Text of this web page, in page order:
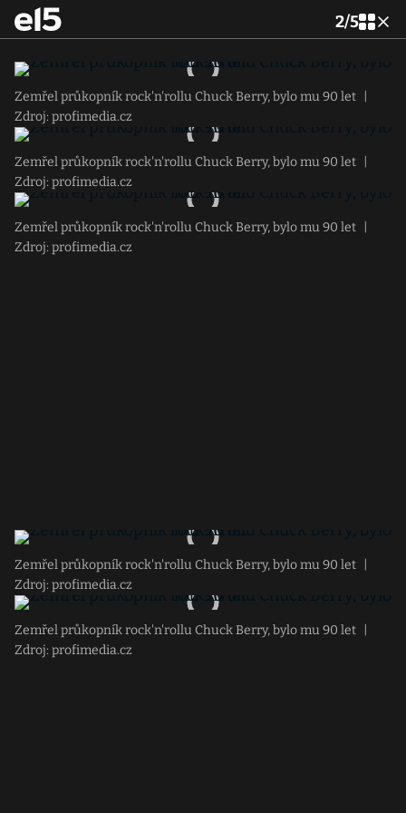
2/5
Zemřel průkopník rock'n'rollu Chuck Berry, bylo mu 90 let
Zdroj: profimedia.cz
Zemřel průkopník rock'n'rollu Chuck Berry, bylo mu 90 let
Zdroj: profimedia.cz
Zemřel průkopník rock'n'rollu Chuck Berry, bylo mu 90 let
Zdroj: profimedia.cz
Zemřel průkopník rock'n'rollu Chuck Berry, bylo mu 90 let
Zdroj: profimedia.cz
Zemřel průkopník rock'n'rollu Chuck Berry, bylo mu 90 let
Zdroj: profimedia.cz